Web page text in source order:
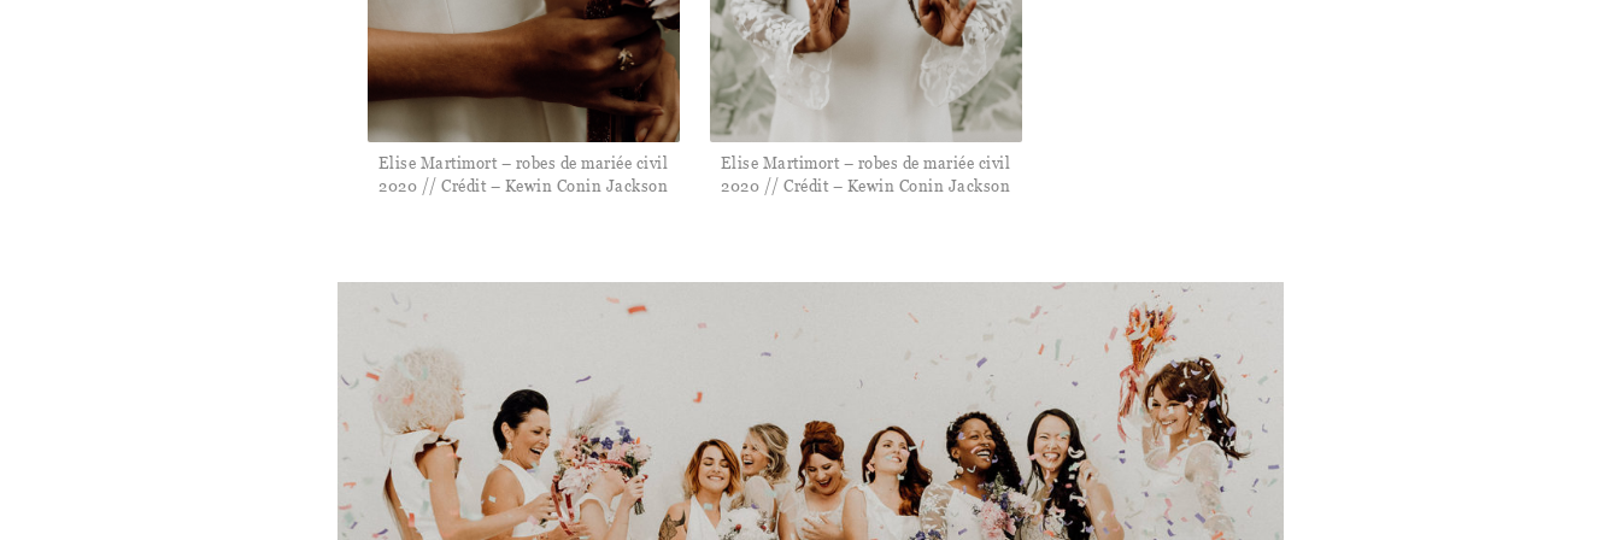
Elise Martimort – robes de mariée civil
2020 // Crédit – Kewin Conin Jackson
Elise Martimort – robes de mariée civil
2020 // Crédit – Kewin Conin Jackson